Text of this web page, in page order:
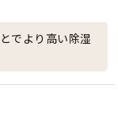
でより高い除湿